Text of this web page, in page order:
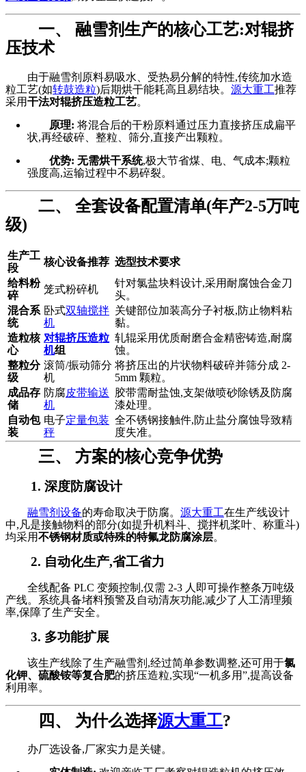
一、 融雪剂生产的核心工艺:对辊挤
压技术
由于融雪剂原料易吸水、受热易分解的特性,传统加水造
粒工艺(如转鼓造粒)后期烘干能耗高且易结块。 源大重工推荐
采用干法对辊挤压造粒工艺。
原理: 将混合后的干粉原料通过压力直接挤压成扁平
状,再经破碎、整粒、筛分,直接产出颗粒。
优势: 无需烘干系统,极大节省煤、电、气成本;颗粒
强度高,运输过程中不易碎裂。
二、 全套设备配置清单(年产2-5万吨
级)
生产工
段
核心设备推荐 选型技术要求
给料粉
碎
笼式粉碎机
针对氯盐块料设计,采用耐腐蚀合金刀
头。
混合系
统
卧式双轴搅拌
机
关键部位加装高分子衬板,防止物料粘
黏。
造粒核
心
对辊挤压造粒
机组
轧辊采用优质耐磨合金精密铸造,耐腐
蚀。
整粒分
级
滚筒/振动筛分
机
将挤压出的片状物料破碎并筛分成 2-
5mm 颗粒。
成品存
储
防腐皮带输送
机
胶带需耐盐蚀,支架做喷砂除锈及防腐
漆处理。
自动包
装
电子定量包装
秤
全不锈钢接触件,防止盐分腐蚀导致精
度失准。
三、 方案的核心竞争优势
1. 深度防腐设计
融雪剂设备的寿命取决于防腐。 源大重工在生产线设计
中,凡是接触物料的部分(如提升机料斗、搅拌机桨叶、称重斗)
均采用不锈钢材质或特殊的特氟龙防腐涂层。
2. 自动化生产,省工省力
全线配备 PLC 变频控制,仅需 2-3 人即可操作整条万吨级
产线。系统具备堵料预警及自动清灰功能,减少了人工清理频
率,保障了生产安全。
3. 多功能扩展
该生产线除了生产融雪剂,经过简单参数调整,还可用于氯
化钾、硫酸铵等复合肥的挤压造粒,实现“一机多用”,提高设备
利用率。
四、 为什么选择源大重工?
办厂选设备,厂家实力是关键。